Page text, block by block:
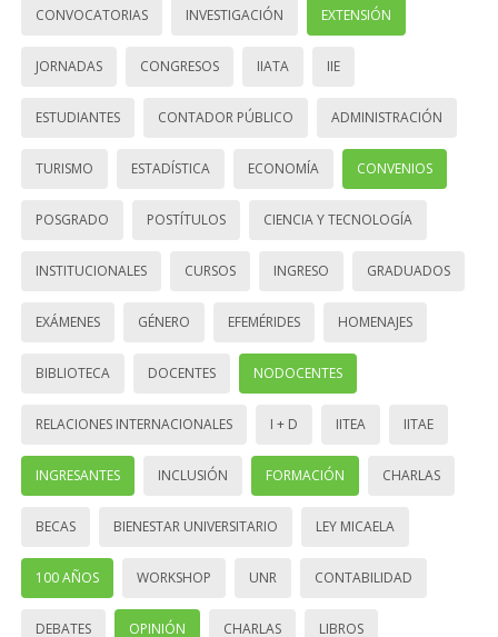
CONVOCATORIAS INVESTIGACIÓN EXTENSIÓN
JORNADAS CONGRESOS IIATA IIE
ESTUDIANTES CONTADOR PÚBLICO ADMINISTRACIÓN
TURISMO ESTADÍSTICA ECONOMÍA CONVENIOS
POSGRADO POSTÍTULOS CIENCIA Y TECNOLOGÍA
INSTITUCIONALES CURSOS INGRESO GRADUADOS
EXÁMENES GÉNERO EFEMÉRIDES HOMENAJES
BIBLIOTECA DOCENTES NODOCENTES
RELACIONES INTERNACIONALES I + D IITEA IITAE
INGRESANTES INCLUSIÓN FORMACIÓN CHARLAS
BECAS BIENESTAR UNIVERSITARIO LEY MICAELA
100 AÑOS WORKSHOP UNR CONTABILIDAD
DEBATES OPINIÓN CHARLAS LIBROS